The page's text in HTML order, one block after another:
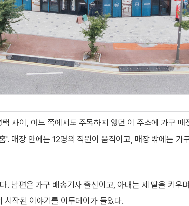
사이, 어느 쪽에서도 주목하지 않던 이 주소에 가구 매
'. 매장 안에는 12명의 직원이 움직이고, 매장 밖에는 가
. 남편은 가구 배송기사 출신이고, 아내는 세 딸을 키우
시작된 이야기를 이투데이가 들었다.